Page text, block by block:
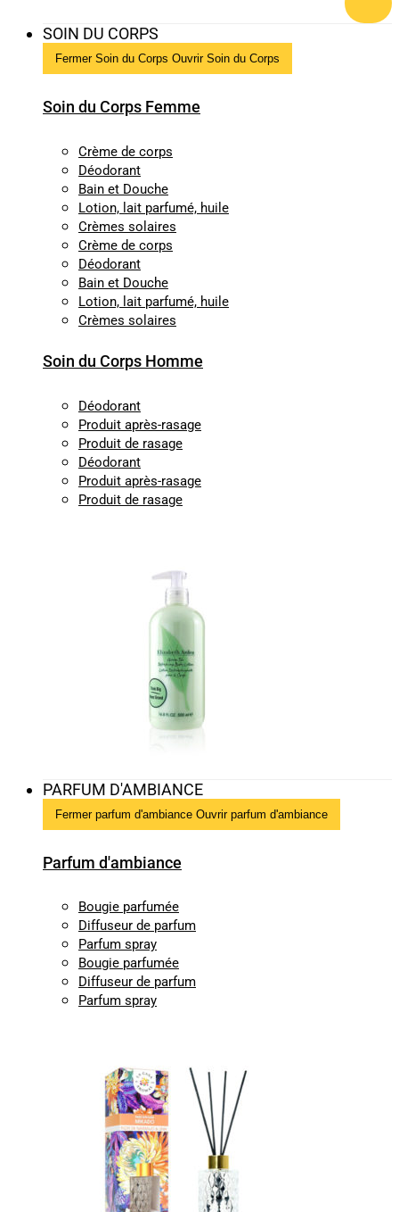
SOIN DU CORPS
Fermer Soin du Corps Ouvrir Soin du Corps
Soin du Corps Femme
Crème de corps
Déodorant
Bain et Douche
Lotion, lait parfumé, huile
Crèmes solaires
Crème de corps
Déodorant
Bain et Douche
Lotion, lait parfumé, huile
Crèmes solaires
Soin du Corps Homme
Déodorant
Produit après-rasage
Produit de rasage
Déodorant
Produit après-rasage
Produit de rasage
PARFUM D'AMBIANCE
Fermer parfum d'ambiance Ouvrir parfum d'ambiance
Parfum d'ambiance
Bougie parfumée
Diffuseur de parfum
Parfum spray
Bougie parfumée
Diffuseur de parfum
Parfum spray